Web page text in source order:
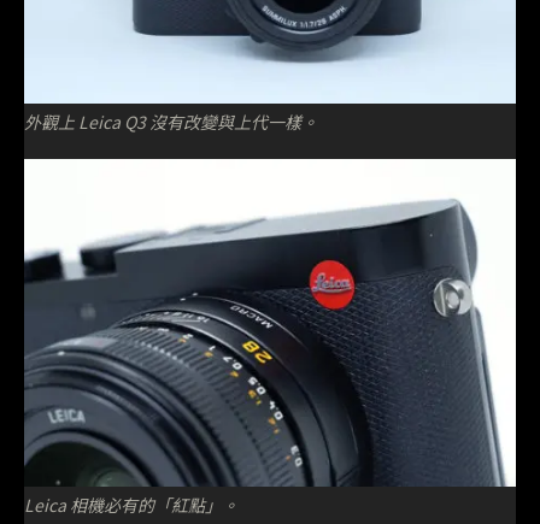
外觀上 Leica Q3 沒有改變與上代一樣。
Leica 相機必有的「紅點」。